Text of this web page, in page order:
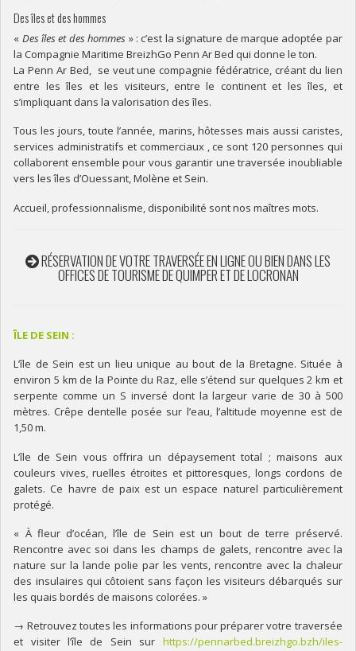
Des îles et des hommes
« Des îles et des hommes » : c’est la signature de marque adoptée par
la Compagnie Maritime BreizhGo Penn Ar Bed qui donne le ton.
La Penn Ar Bed, se veut une compagnie fédératrice, créant du lien
entre les îles et les visiteurs, entre le continent et les îles, et
s’impliquant dans la valorisation des îles.
Tous les jours, toute l’année, marins, hôtesses mais aussi caristes,
services administratifs et commerciaux , ce sont 120 personnes qui
collaborent ensemble pour vous garantir une traversée inoubliable
vers les îles d’Ouessant, Molène et Sein.
Accueil, professionnalisme, disponibilité sont nos maîtres mots.
RÉSERVATION DE VOTRE TRAVERSÉE EN LIGNE OU BIEN DANS LES
OFFICES DE TOURISME DE QUIMPER ET DE LOCRONAN
ÎLE DE SEIN :
L’île de Sein est un lieu unique au bout de la Bretagne. Située à
environ 5 km de la Pointe du Raz, elle s’étend sur quelques 2 km et
serpente comme un S inversé dont la largeur varie de 30 à 500
mètres. Crêpe dentelle posée sur l’eau, l’altitude moyenne est de
1,50 m.
L’île de Sein vous offrira un dépaysement total ; maisons aux
couleurs vives, ruelles étroites et pittoresques, longs cordons de
galets. Ce havre de paix est un espace naturel particulièrement
protégé.
« À fleur d’océan, l’île de Sein est un bout de terre préservé.
Rencontre avec soi dans les champs de galets, rencontre avec la
nature sur la lande polie par les vents, rencontre avec la chaleur
des insulaires qui côtoient sans façon les visiteurs débarqués sur
les quais bordés de maisons colorées. »
→ Retrouvez toutes les informations pour préparer votre traversée
et visiter l’île de Sein sur https://pennarbed.breizhgo.bzh/iles-